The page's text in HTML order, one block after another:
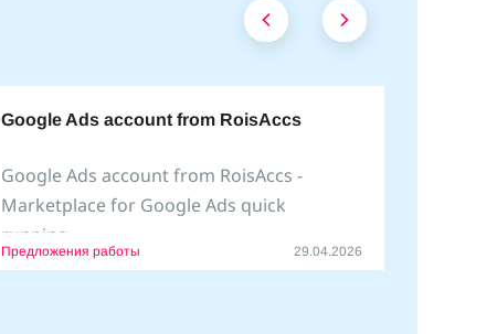
Google Ads account from RoisAccs
Google Ads account from RoisAccs -
Marketplace for Google Ads quick
running.
We help create
Предложения работы 29.04.2026